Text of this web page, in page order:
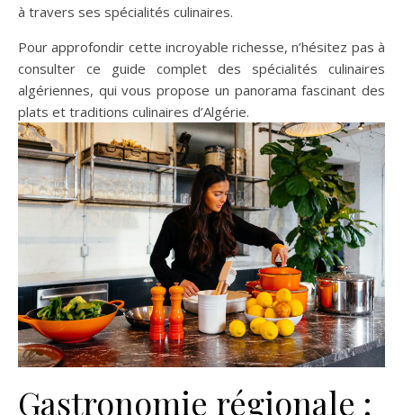
à travers ses spécialités culinaires.
Pour approfondir cette incroyable richesse, n’hésitez pas à
consulter ce guide complet des spécialités culinaires
algériennes, qui vous propose un panorama fascinant des
plats et traditions culinaires d’Algérie.
Gastronomie régionale :